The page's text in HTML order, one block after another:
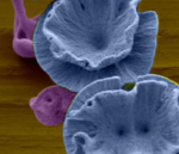
OPTICKÉ
KLAMY